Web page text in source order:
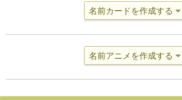
名前カードを作成する
名前アニメを作成する